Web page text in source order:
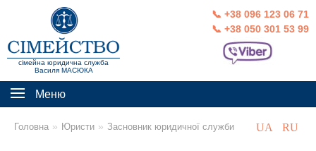
сімейна юридична служба
Василя МАСЮКА
📞 +38 096 123 06 71
📞 +38 050 301 53 99
Меню
Головна » Юристи » Засновник юридичної служби UA RU